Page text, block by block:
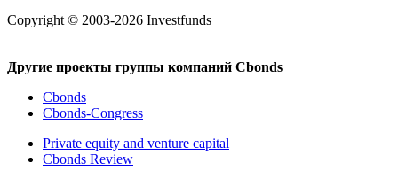
Copyright © 2003-2026 Investfunds
Другие проекты группы компаний Cbonds
Cbonds
Cbonds-Congress
Private equity and venture capital
Cbonds Review